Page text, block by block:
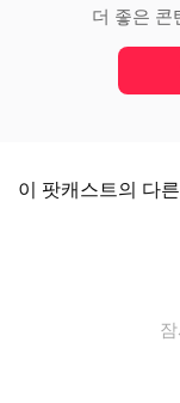
더 좋은 콘
이 팟캐스트의 다